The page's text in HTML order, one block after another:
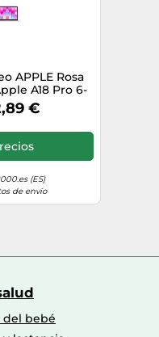
APPLE Rosa
A18 Pro 6-
GB - 512 GB
5-Core)
€
(ES)
de envío
bebé